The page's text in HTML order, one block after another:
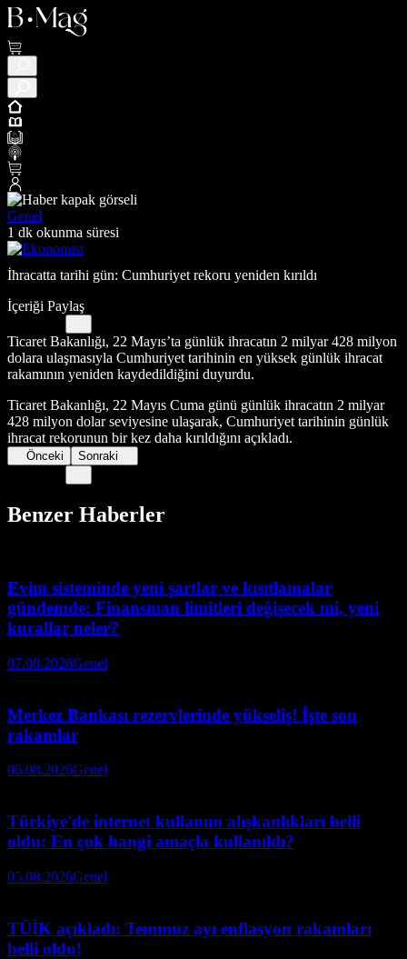
Genel
1 dk okunma süresi
İhracatta tarihi gün: Cumhuriyet rekoru yeniden kırıldı
İçeriği Paylaş
Ticaret Bakanlığı, 22 Mayıs’ta günlük ihracatın 2 milyar 428 milyon
dolara ulaşmasıyla Cumhuriyet tarihinin en yüksek günlük ihracat
rakamının yeniden kaydedildiğini duyurdu.
Ticaret Bakanlığı, 22 Mayıs Cuma günü günlük ihracatın 2 milyar
428 milyon dolar seviyesine ulaşarak, Cumhuriyet tarihinin günlük
ihracat rekorunun bir kez daha kırıldığını açıkladı.
Önceki Sonraki
Benzer Haberler
Evim sisteminde yeni şartlar ve kısıtlamalar
gündemde: Finansman limitleri değişecek mi, yeni
kurallar neler?
07.08.2026Genel
Merkez Bankası rezervlerinde yükseliş! İşte son
rakamlar
06.08.2026Genel
Türkiye'de internet kullanım alışkanlıkları belli
oldu: En çok hangi amaçla kullanıldı?
05.08.2026Genel
TÜİK açıkladı: Temmuz ayı enflasyon rakamları
belli oldu!